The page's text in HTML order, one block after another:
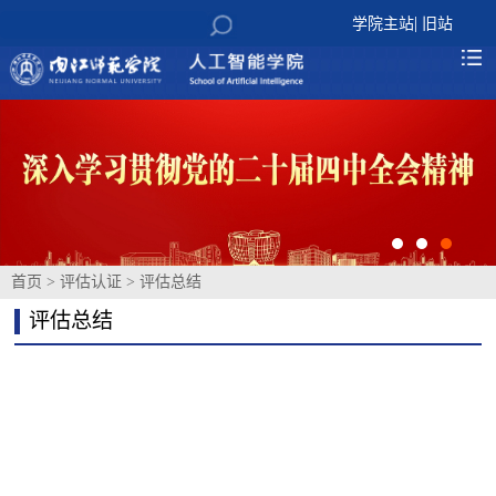
学院主站| 旧站
首页 > 评估认证 > 评估总结
评估总结